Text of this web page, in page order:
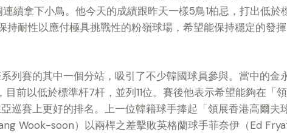
續拿下小鳥。他今天的成績跟昨天一樣5鳥1柏忌，打出低於
耐性以應付極具挑戰性的粉嶺球場，希望能保持穩定的發
列賽的其中一個分站，吸引了不少韓國球員參與。當中的金
目前以低於標準杆7杆，並列11位。賽後他表示希望能夠在「
巡賽上更好的排名。上一位韓籍球手捧起「領展香港高爾夫
Wook-soon）以兩桿之差擊敗英格蘭球手菲奈伊（Ed